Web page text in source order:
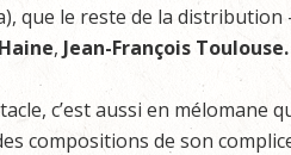
que le reste de la distribution
, Jean-François Toulouse.
c’est aussi en mélomane
compositions de son